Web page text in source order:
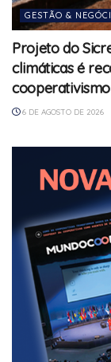
GESTÃO &
Projeto do
climáticas é
6 DE AGOSTO DE 2026